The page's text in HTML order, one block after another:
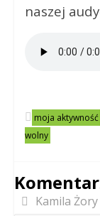
naszej
moja aktywność
wolny
Kamila Żory